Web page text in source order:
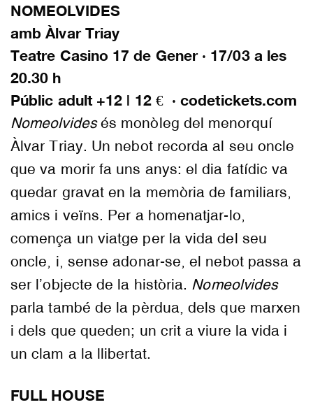
NOMEOLVIDES
amb Àlvar Triay
Teatre Casino 17 de Gener · 17/03 a les
20.30 h
Públic adult +12 | 12 € · codetickets.com
Nomeolvidesés monòleg del menorquí
Àlvar Triay. Un nebot recorda al seu oncle
que va morir fa uns anys: el dia fatídic va
quedar gravat en la memòria de familiars,
amics i veïns. Per a homenatjar-lo,
comença un viatge per la vida del seu
oncle, i, sense adonar-se, el nebot passa a
ser l’objecte de la història. Nomeolvides
parla també de la pèrdua, dels que marxen
i dels que queden; un crit a viure la vida i
un clam a la llibertat.
FULL HOUSE